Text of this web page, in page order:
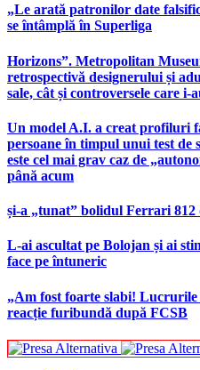
„Le arată patronilor date
se întâmplă în Superliga
Horizons”. Metropolitan
retrospectivă designerului și
sale, cât și controversele care
Un model A.I. a creat profiluri
persoane în timpul unui test de
este cel mai grav caz de
până acum
și-a „tunat” bolidul Ferrari 812
L-ai ascultat pe Bolojan și ai
face pe întuneric
„Am fost foarte slabi!
reacție furibundă după FCSB